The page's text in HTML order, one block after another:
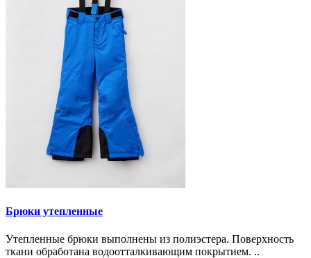
Брюки утепленные
Утепленные брюки выполнены из полиэстера. Поверхность
ткани обработана водоотталкивающим покрытием. ..